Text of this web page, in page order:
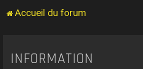
Accueil du forum
INFORMATION